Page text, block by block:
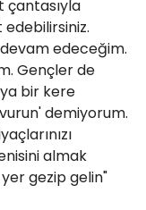
çantasıyla
edeceğim.
Gençler de
bir kere
demiyorum.
almak
gezip gelin"